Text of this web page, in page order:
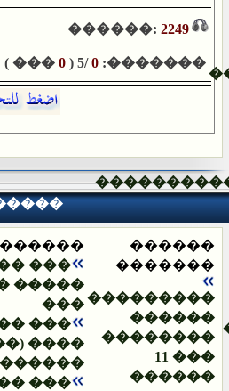
������: 2249
�������:
0
/5 (
0
��� )
������
�������
���������
������
��������
��� 11
������
�
-
���
�
- ���
�